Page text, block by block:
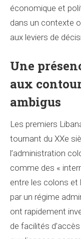
économique et
dans un contexte
aux leviers de
Une
aux
ambigus
Les premiers
tournant du XXe
l’administration
comme des «
entre les colons et
par un régime
ont rapidement
de facilités